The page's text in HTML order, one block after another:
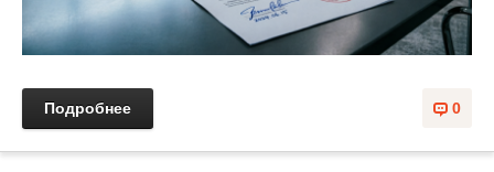
0
Подробнее